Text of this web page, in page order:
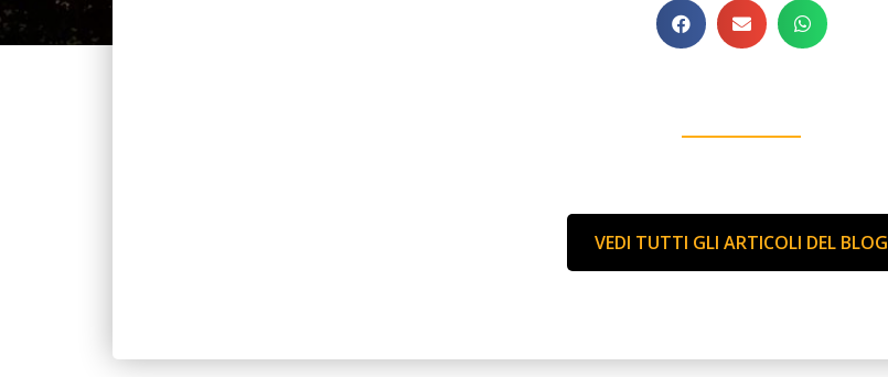
VEDI TUTTI GLI ARTICOLI DEL BLOG